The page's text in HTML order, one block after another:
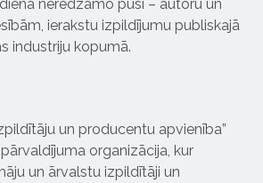
neredzamo pusi – autoru un
ierakstu izpildījumu publiskajā
industriju kopumā.
un producentu apvienība”
organizācija, kur
un ārvalstu izpildītāji un